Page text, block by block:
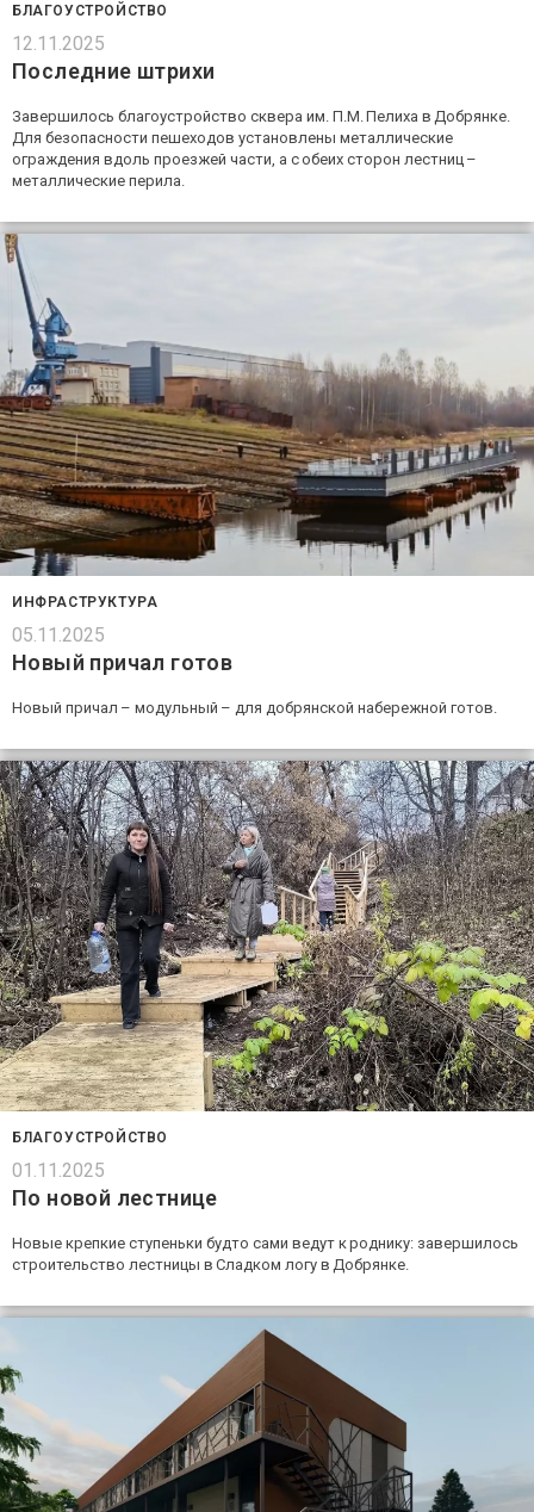
БЛАГОУСТРОЙСТВО
12.11.2025
Последние штрихи
Завершилось благоустройство сквера им. П.М. Пелиха в Добрянке.
Для безопасности пешеходов установлены металлические
ограждения вдоль проезжей части, а с обеих сторон лестниц –
металлические перила.
ИНФРАСТРУКТУРА
05.11.2025
Новый причал готов
Новый причал – модульный – для добрянской набережной готов.
БЛАГОУСТРОЙСТВО
01.11.2025
По новой лестнице
Новые крепкие ступеньки будто сами ведут к роднику: завершилось
строительство лестницы в Сладком логу в Добрянке.